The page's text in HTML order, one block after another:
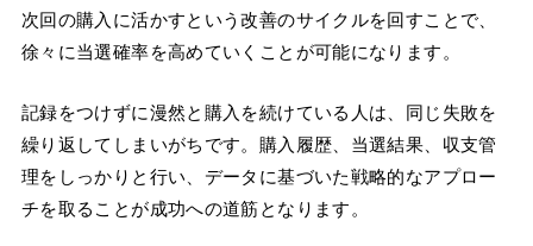
次回の購入に活かすという改善のサイクルを回すことで、
徐々に当選確率を高めていくことが可能になります。
記録をつけずに漫然と購入を続けている人は、同じ失敗を
繰り返してしまいがちです。購入履歴、当選結果、収支管
理をしっかりと行い、データに基づいた戦略的なアプロー
チを取ることが成功への道筋となります。